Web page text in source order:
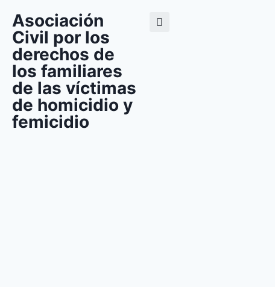
Asociación
Civil por los
derechos de
los familiares
de las víctimas
de homicidio y
femicidio